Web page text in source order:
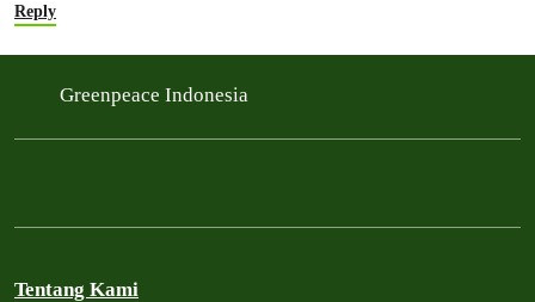
Reply
Greenpeace Indonesia
Tentang Kami